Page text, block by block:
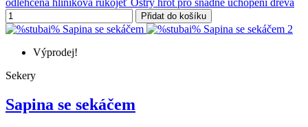
odlehčená hliníková rukojeť Ostrý hrot pro snadné uchopení dřeva
Přidat do košíku
Výprodej!
Sekery
Sapina se sekáčem